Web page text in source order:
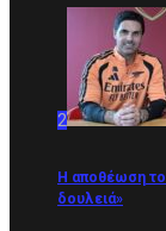
2
Η αποθέωση
δουλειά»